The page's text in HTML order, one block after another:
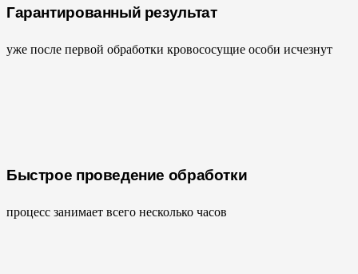
Гарантированный результат
уже после первой обработки кровососущие особи исчезнут
Быстрое проведение обработки
процесс занимает всего несколько часов